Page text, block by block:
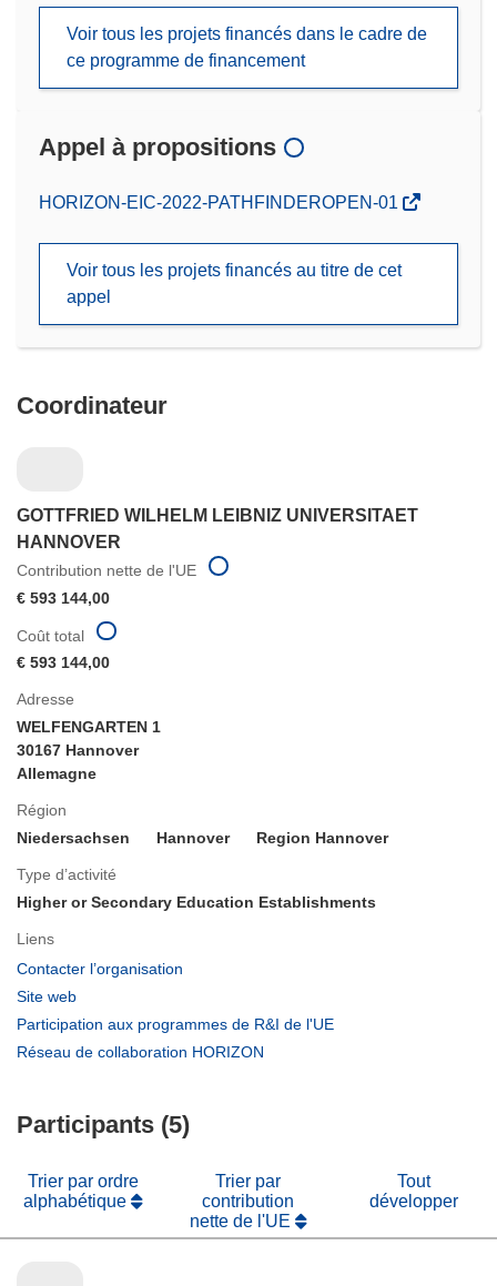
Voir tous les projets financés dans le cadre de
ce programme de financement
Appel à propositions
(s’ouvre
nouvelle
fenêtre)
HORIZON-EIC-2022-PATHFINDEROPEN-01
Voir tous les projets financés au titre de cet
appel
Coordinateur
GOTTFRIED WILHELM LEIBNIZ UNIVERSITAET
HANNOVER
Contribution nette de l'UE
€ 593 144,00
Adresse
WELFENGARTEN 1
30167 Hannover
Allemagne
Région
Niedersachsen
Hannover Region Hannover
Type d’activité
Higher or Secondary Education Establishments
Liens
Contacter l’organisation
fenêtre)
Site web
dans
une
Participation aux programmes de R&I de l'UE
Réseau de collaboration HORIZON
Coût total
€ 593 144,00
Participants (5)
Trier par ordre
alphabétique
Trier par
contribution
nette de l'UE
Tout
développer